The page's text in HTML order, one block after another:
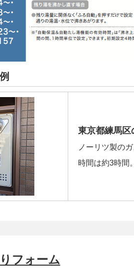
東京都練馬区
ノーリツ製の
時間は約3時間
フォーム